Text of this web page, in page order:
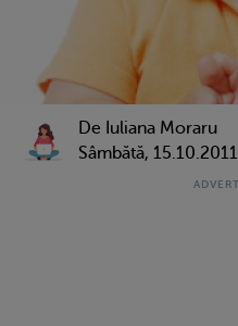
De Iuliana Moraru
Sâmbătă, 15.10.2011